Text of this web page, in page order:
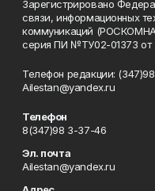
Зарегистрировано
связи, информационных
коммуникаций
серия ПИ №ТУ02-01373 от
Телефон редакции:
Ailestan@yandex.ru
Телефон
8(347)98 3-37-46
Эл. почта
Ailestan@yandex.ru